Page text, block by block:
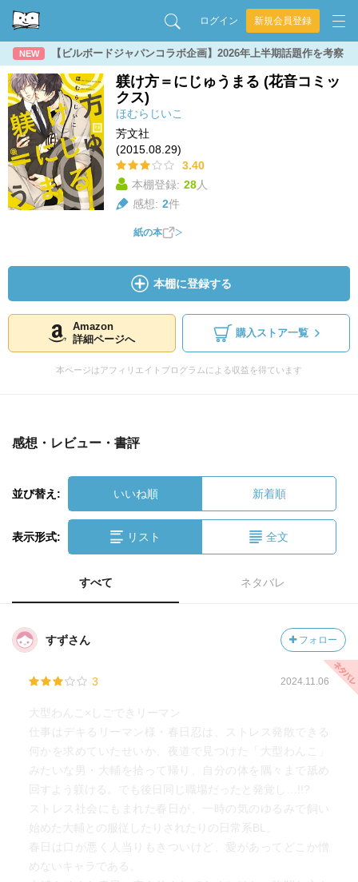
ログイン 新規会員登録
NEW 【ビルボードジャパンコラボ企画】2026年上半期話題作を考察
躾け方＝にじゅうまる (花音コミッ
クス)
ほむらじいこ
芳文社
(2015.08.29)
3.40
本棚登録: 28人
感想: 2件
紙の本
本棚に登録する
Amazon
詳細ページへ
購入ストア一覧
本ページはアフィリエイトプログラムによる収益を得ています
感想・レビュー・書評
並び替え: いいね順 新着順
表示形式: リスト 全文
すべて ネタバレ
すずさん フォロー
3 2024.11.06
大型わんこ×しごできリーマン
仕事はデキるリーマン様・春日忍は、ストレス発散できる
何かを求めていたせいか、夜道で見つけた「大型わんこ」
みたいな男・大輔を拾って帰り、自分の体を隅々まで舐め
回すよう躾ける。でも後日同じ職場だったと発覚し…!!?
ストレス社会にもまれた春日が、一時の気のゆるみで飼い
始めた大輔との服従したりされたりの日常系BL。
春日は口が悪く人当りもきついけど、愛があってどこか憎
めないキャラである。